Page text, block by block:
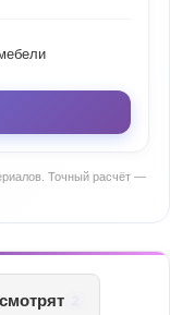
Точный расчёт —